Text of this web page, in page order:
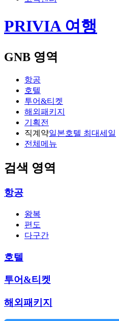
PRIVIA 여행
GNB 영역
항공
호텔
투어&티켓
해외패키지
기획전
직계약일본호텔 최대세일
전체메뉴
검색 영역
항공
왕복
편도
다구간
호텔
투어&티켓
해외패키지